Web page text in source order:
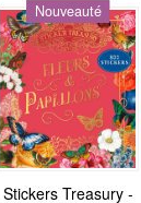
Nouveauté
Stickers Treasury -
Nous sommes tous